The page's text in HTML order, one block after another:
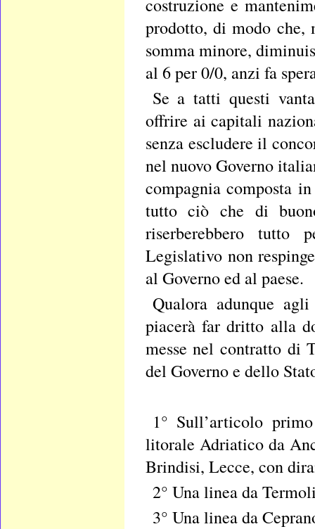
costruzione e
prodotto, di modo che,
somma minore,
al 6 per 0/0, anzi fa
Se a tatti questi
offrire ai capitali
senza escludere il
nel nuovo Governo
compagnia composta
tutto ciò che di
riserberebbero tutto
Legislativo non
al Governo ed al paese.
Qualora adunque
piacerà far dritto alla
messe nel contratto di
del Governo e dello
1° Sull’articolo
litorale Adriatico da
Brindisi, Lecce, con
2° Una linea da
3° Una linea da